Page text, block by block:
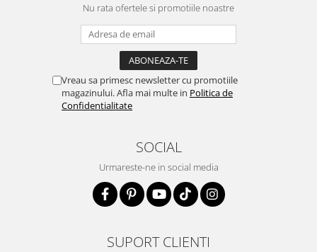
Nu rata ofertele si promotiile noastre
Vreau sa primesc newsletter cu promotiile
magazinului. Afla mai multe in Politica de
Confidentialitate
SOCIAL
Urmareste-ne in social media
SUPORT CLIENTI